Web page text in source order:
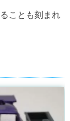
ことも刻まれ